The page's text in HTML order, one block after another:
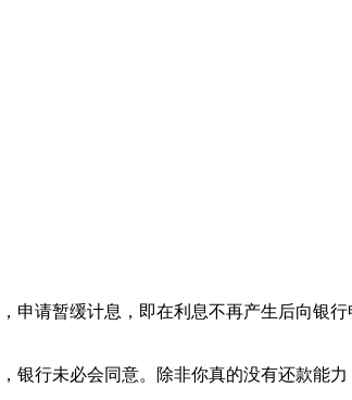
请暂缓计息，即在利息不再产生后向银
行未必会同意。除非你真的没有还款能